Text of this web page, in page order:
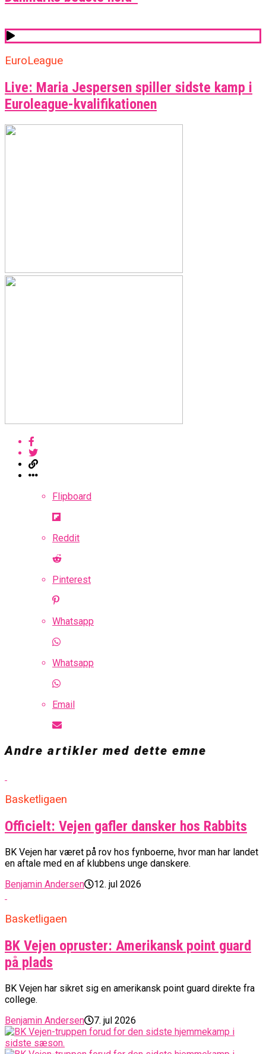
EuroLeague
Live: Maria Jespersen spiller sidste kamp i
Euroleague-kvalifikationen
Flipboard
Reddit
Pinterest
Whatsapp
Whatsapp
Email
Andre artikler med dette emne
Basketligaen
Officielt: Vejen gafler dansker hos Rabbits
BK Vejen har været på rov hos fynboerne, hvor man har landet
en aftale med en af klubbens unge danskere.
Benjamin Andersen
12. jul 2026
Basketligaen
BK Vejen opruster: Amerikansk point guard
på plads
BK Vejen har sikret sig en amerikansk point guard direkte fra
college.
Benjamin Andersen
7. jul 2026